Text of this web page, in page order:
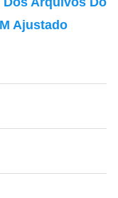
Ajustado